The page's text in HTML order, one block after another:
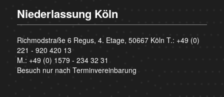
Niederlassung Köln
Richmodstraße 6 Regus, 4. Etage, 50667 Köln T.: +49 (0)
221 - 920 420 13
M.: +49 (0) 1579 - 234 32 31
Besuch nur nach Terminvereinbarung